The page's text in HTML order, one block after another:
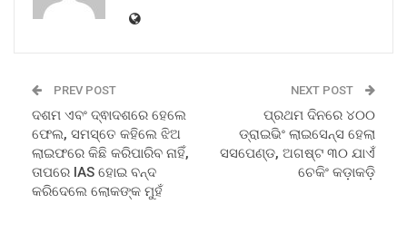
PREV POST
ଦଶମ ଏବଂ ଦ୍ଵାଦଶରେ ହେଲେ
ଫେଲ, ସମସ୍ତେ କହିଲେ ଝିଅ
ଲାଇଫରେ କିଛି କରିପାରିବ ନାହିଁ,
ତାପରେ IAS ହୋଇ ବନ୍ଦ
କରିଦେଲେ ଲୋକଙ୍କ ମୁହଁ
NEXT POST
ପ୍ରଥମ ଦିନରେ ୪୦୦
ଡ୍ରାଇଭିଂ ଲାଇସେନ୍ସ ହେଲା
ସସପେଣ୍ଡ, ଅଗଷ୍ଟ ୩୦ ଯାଏଁ
ଚେକିଂ କଡ଼ାକଡ଼ି